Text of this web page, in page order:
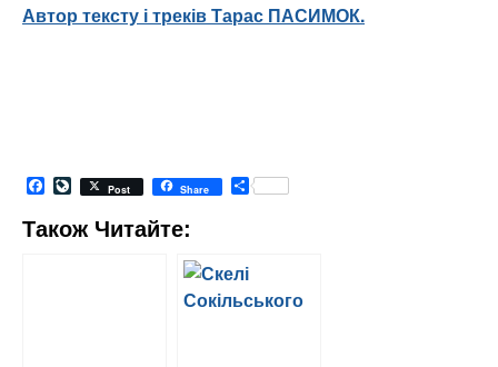
Автор тексту і треків Тарас ПАСИМОК.
Facebook
LiveJournal
Post Share Share
Також Читайте: